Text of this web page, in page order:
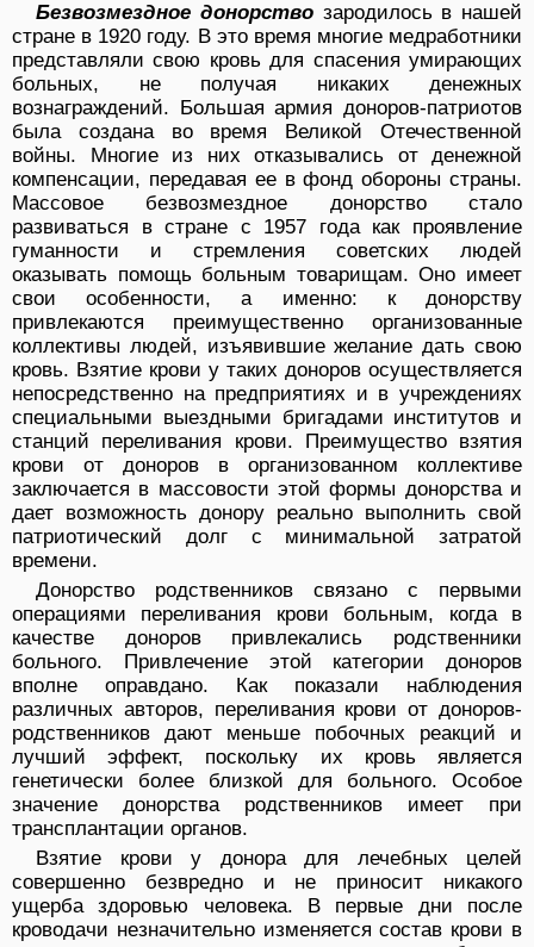
Безвозмездное донорствозародилось в нашей
стране в 1920 году. В это время многие медработники
представляли свою кровь для спасения умирающих
больных, не получая никаких денежных
вознаграждений. Большая армия доноров-патриотов
была создана во время Великой Отечественной
войны. Многие из них отказывались от денежной
компенсации, передавая ее в фонд обороны страны.
Массовое безвозмездное донорство стало
развиваться в стране с 1957 года как проявление
гуманности и стремления советских людей
оказывать помощь больным товарищам. Оно имеет
свои особенности, а именно: к донорству
привлекаются преимущественно организованные
коллективы людей, изъявившие желание дать свою
кровь. Взятие крови у таких доноров осуществляется
непосредственно на предприятиях и в учреждениях
специальными выездными бригадами институтов и
станций переливания крови. Преимущество взятия
крови от доноров в организованном коллективе
заключается в массовости этой формы донорства и
дает возможность донору реально выполнить свой
патриотический долг с минимальной затратой
времени.
Донорство родственников связано с первыми
операциями переливания крови больным, когда в
качестве доноров привлекались родственники
больного. Привлечение этой категории доноров
вполне оправдано. Как показали наблюдения
различных авторов, переливания крови от доноров-
родственников дают меньше побочных реакций и
лучший эффект, поскольку их кровь является
генетически более близкой для больного. Особое
значение донорства родственников имеет при
трансплантации органов.
Взятие крови у донора для лечебных целей
совершенно безвредно и не приносит никакого
ущерба здоровью человека. В первые дни после
кроводачи незначительно изменяется состав крови в